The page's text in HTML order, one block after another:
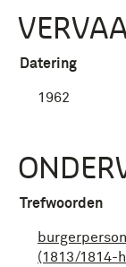
Datering
1962
Trefwoorden
(1813/1814-